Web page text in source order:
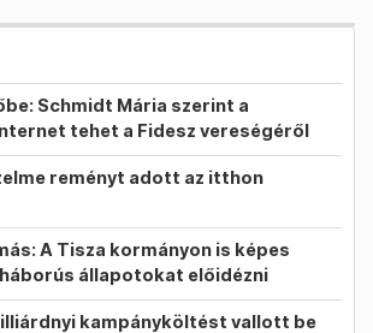
Schmidt Mária szerint a
tehet a Fidesz vereségéről
reményt adott az itthon
A Tisza kormányon is képes
állapotokat előidézni
kampányköltést vallott be